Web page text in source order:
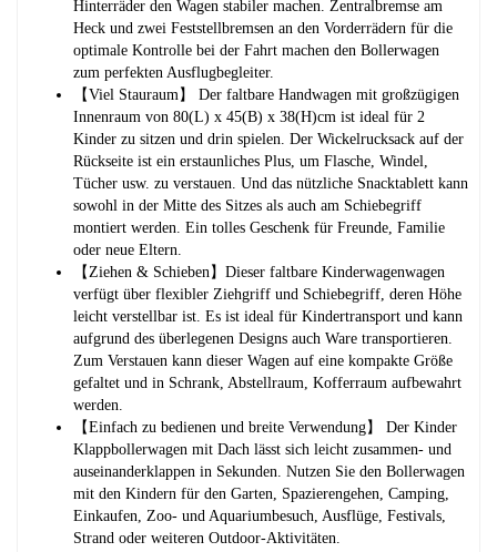
Hinterräder den Wagen stabiler machen. Zentralbremse am
Heck und zwei Feststellbremsen an den Vorderrädern für die
optimale Kontrolle bei der Fahrt machen den Bollerwagen
zum perfekten Ausflugbegleiter.
【Viel Stauraum】 Der faltbare Handwagen mit großzügigen
Innenraum von 80(L) x 45(B) x 38(H)cm ist ideal für 2
Kinder zu sitzen und drin spielen. Der Wickelrucksack auf der
Rückseite ist ein erstaunliches Plus, um Flasche, Windel,
Tücher usw. zu verstauen. Und das nützliche Snacktablett kann
sowohl in der Mitte des Sitzes als auch am Schiebegriff
montiert werden. Ein tolles Geschenk für Freunde, Familie
oder neue Eltern.
【Ziehen & Schieben】Dieser faltbare Kinderwagenwagen
verfügt über flexibler Ziehgriff und Schiebegriff, deren Höhe
leicht verstellbar ist. Es ist ideal für Kindertransport und kann
aufgrund des überlegenen Designs auch Ware transportieren.
Zum Verstauen kann dieser Wagen auf eine kompakte Größe
gefaltet und in Schrank, Abstellraum, Kofferraum aufbewahrt
werden.
【Einfach zu bedienen und breite Verwendung】 Der Kinder
Klappbollerwagen mit Dach lässt sich leicht zusammen- und
auseinanderklappen in Sekunden. Nutzen Sie den Bollerwagen
mit den Kindern für den Garten, Spazierengehen, Camping,
Einkaufen, Zoo- und Aquariumbesuch, Ausflüge, Festivals,
Strand oder weiteren Outdoor-Aktivitäten.